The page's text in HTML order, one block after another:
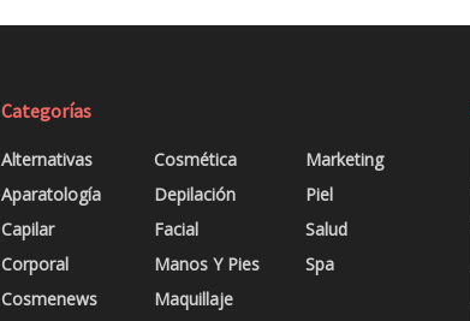
Categorías
Alternativas
Aparatología
Capilar
Corporal
Cosmenews
Cosmética
Depilación
Facial
Manos Y Pies
Maquillaje
Marketing
Piel
Salud
Spa